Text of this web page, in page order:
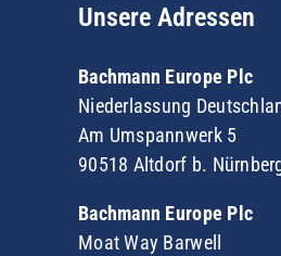
Unsere Adressen
Bachmann Europe Plc
Niederlassung
Am Umspannwerk 5
90518 Altdorf b.
Bachmann Europe Plc
Moat Way Barwell